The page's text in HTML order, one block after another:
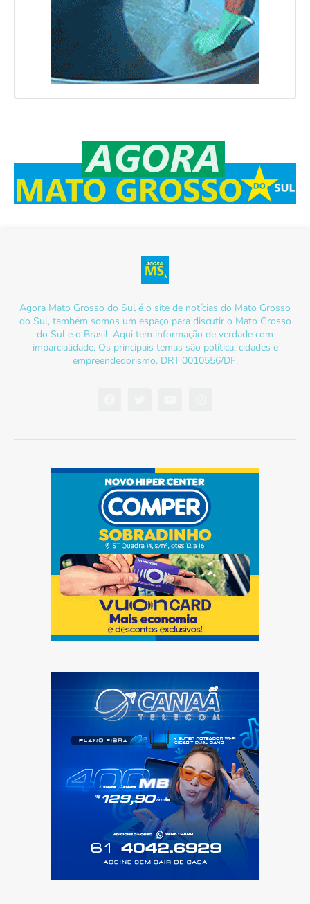
Agora Mato Grosso do Sul é o site de notícias do Mato Grosso
do Sul, também somos um espaço para discutir o Mato Grosso
do Sul e o Brasil. Aqui tem informação de verdade com
imparcialidade. Os principais temas são política, cidades e
empreendedorismo. DRT 0010556/DF.